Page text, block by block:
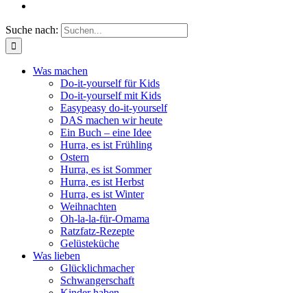
Suche nach:
Was machen
Do-it-yourself für Kids
Do-it-yourself mit Kids
Easypeasy do-it-yourself
DAS machen wir heute
Ein Buch – eine Idee
Hurra, es ist Frühling
Ostern
Hurra, es ist Sommer
Hurra, es ist Herbst
Hurra, es ist Winter
Weihnachten
Oh-la-la-für-Omama
Ratzfatz-Rezepte
Gelüsteküche
Was lieben
Glücklichmacher
Schwangerschaft